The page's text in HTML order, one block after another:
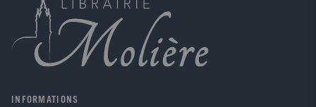
INFORMATIONS